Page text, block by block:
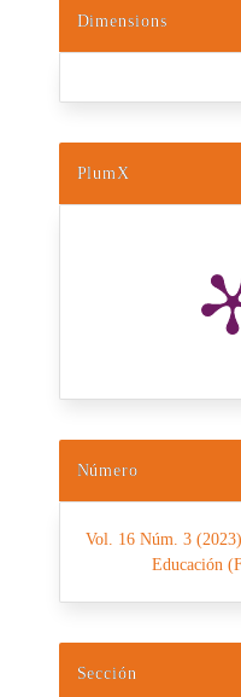
Dimensions
PlumX
Número
Vol. 16 Núm. 3
Educación
Sección